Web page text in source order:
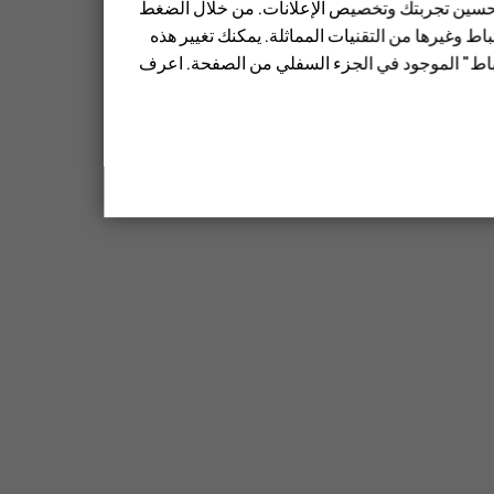
تحسين تجربتك وتخصيص الإعلانات. من خلال الضغط
وغيرها من التقنيات المماثلة. يمكنك تغيير هذه
الموجود في الجزء السفلي من الصفحة. اعرف